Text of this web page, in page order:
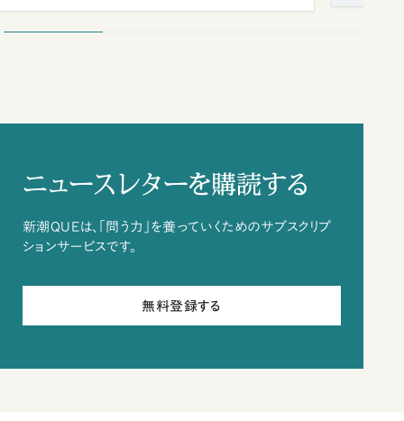
ニュースレターを購読する
新潮QUEは、「問う力」を養っていくためのサブスクリプ
ションサービスです。
無料登録する